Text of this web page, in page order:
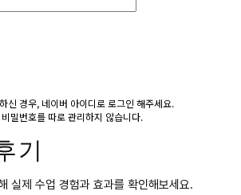
신 경우, 네이버 아이디로 로그인 해주세요.
밀번호를 따로 관리하지 않습니다.
기
실제 수업 경험과 효과를 확인해보세요.